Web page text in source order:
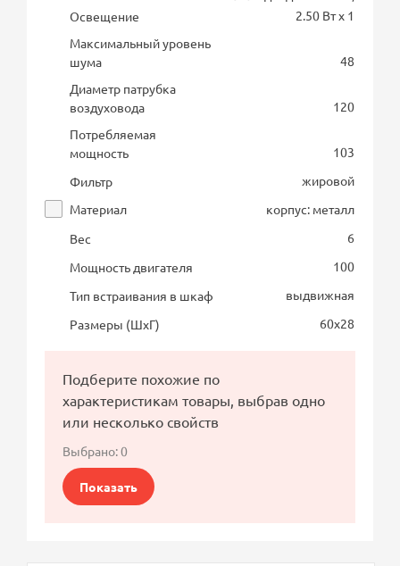
Освещение
2.50 Вт х 1
Максимальный уровень
шума
48
Диаметр патрубка
воздуховода
120
Потребляемая
мощность
103
Фильтр
жировой
Материал
корпус: металл
Вес
6
Мощность двигателя
100
Тип встраивания в шкаф
выдвижная
Размеры (ШхГ)
60х28
Подберите похожие по
характеристикам товары, выбрав одно
или несколько свойств
Выбрано:0
Показать